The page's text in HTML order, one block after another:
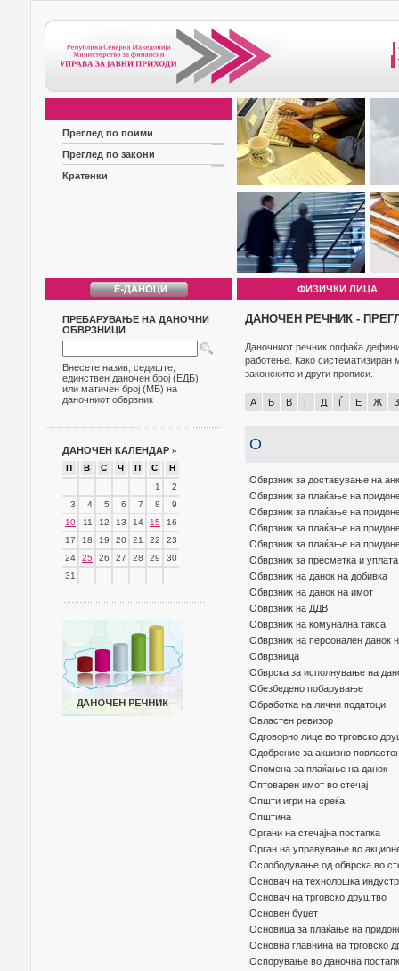
Преглед по поими
Преглед по закони
Кратенки
ФИЗИЧКИ ЛИЦА
ПРЕБАРУВАЊЕ НА ДАНОЧНИ
ОБВРЗНИЦИ
Внесете назив, седиште,
единствен даночен број (ЕДБ)
или матичен број (МБ) на
даночниот обврзник
ДАНОЧЕН КАЛЕНДАР »
П В С Ч П С
Н
1
2
3
4 5 6 7 8
9
10
11 12 13 14 15
16
17
18 19 20 21 22
23
24
25 26 27 28 29
30
31
ДАНОЧЕН РЕЧНИК -
Даночниот речник опфаќа
работење. Како систематизиран
законските и други прописи.
А Б В Г Д Ѓ Е Ж З
О
Обврзник за доставување на
Обврзник за плаќање на
Обврзник за плаќање на
Обврзник за плаќање на
Обврзник за плаќање на
Обврзник за пресметка и
Обврзник на данок на добивка
Обврзник на данок на имот
Обврзник на ДДВ
Обврзник на комунална такса
Обврзник на персонален данок
Обврзница
Обврска за исполнување на
Обезбедено побарување
Обработка на лични податоци
Овластен ревизор
Одговорно лице во трговско
Одобрение за акцизно
Опомена за плаќање на данок
Оптоварен имот во стечај
Општи игри на среќа
Општина
Органи на стечајна постапка
Орган на управување во
Ослободување од обврска во
Основач на технолошка
Основач на трговско друштво
Основен буџет
Основица за плаќање на
Основна главнина на трговско
Оспорување во даночна